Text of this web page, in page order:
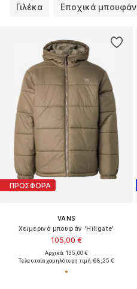
Γιλέκα
Εποχικά μπουφάν
ΠΡΟΣΦΟΡΑ
VANS
Χειμερινό μπουφάν 'Hillgate'
105,00 €
Αρχικά: 135,00 €
Τελευταία χαμηλότερη τιμή:68,25 €